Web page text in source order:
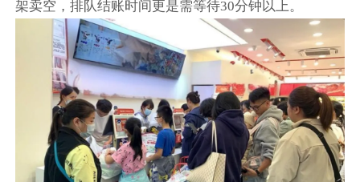
架卖空，排队结账时间更是需等待30分钟以上。